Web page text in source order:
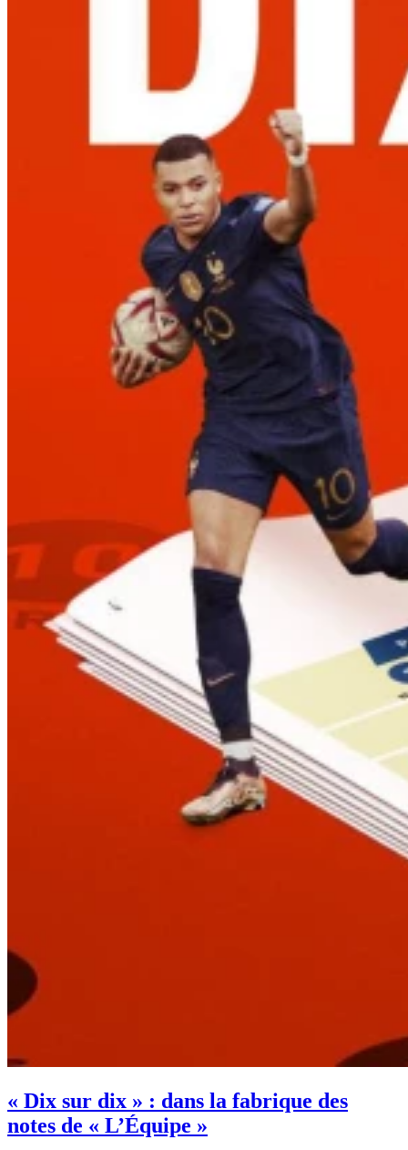
« Dix sur dix » : dans la fabrique des
notes de « L’Équipe »